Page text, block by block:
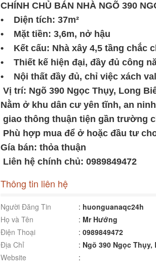
CHÍNH CHỦ BÁN NHÀ NGÕ 390
• Diện tích: 37m²
• Mặt tiền: 3,6m, nở hậu
• Kết cấu: Nhà xây 4,5 tầng chắc
• Thiết kế hiện đại, đầy đủ công
• Nội thất đầy đủ, chỉ việc xách
Vị trí: Ngõ 390 Ngọc Thụy, Long
Nằm ở khu dân cư yên tĩnh, an
giao thông thuận tiện gần trường
Phù hợp mua để ở hoặc đầu tư
Gía bán: thỏa thuận
Liên hệ chính chủ: 0989849472
Thông tin liên hệ
Người Đăng Tin : huonguanaqc24h
Họ và Tên
: Mr Hướng
Điện Thoại
: 0989849472
Địa Chỉ
: Ngõ 390 Ngọc Thụy,
Website
: